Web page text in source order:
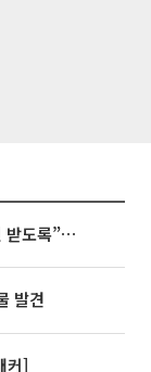
김정관 장관 “반도체 성과급, 주총 승인 받도록”…상법·자본시장법 개정 시사
발견
커]